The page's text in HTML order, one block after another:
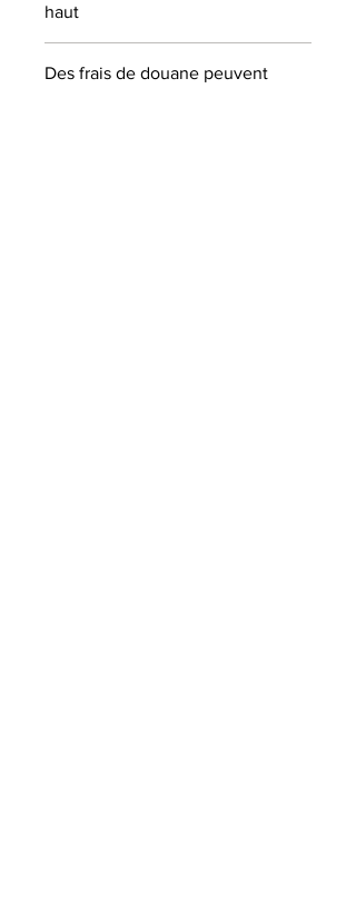
haut
Des frais de douane peuvent